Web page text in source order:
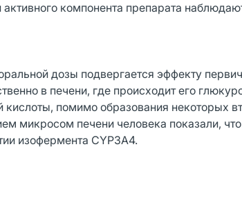
компонента препарата
дозы подвергается эффекту
в печени, где происходит его
помимо образования некоторых
микросом печени человека показали,
изофермента CYP3A4.